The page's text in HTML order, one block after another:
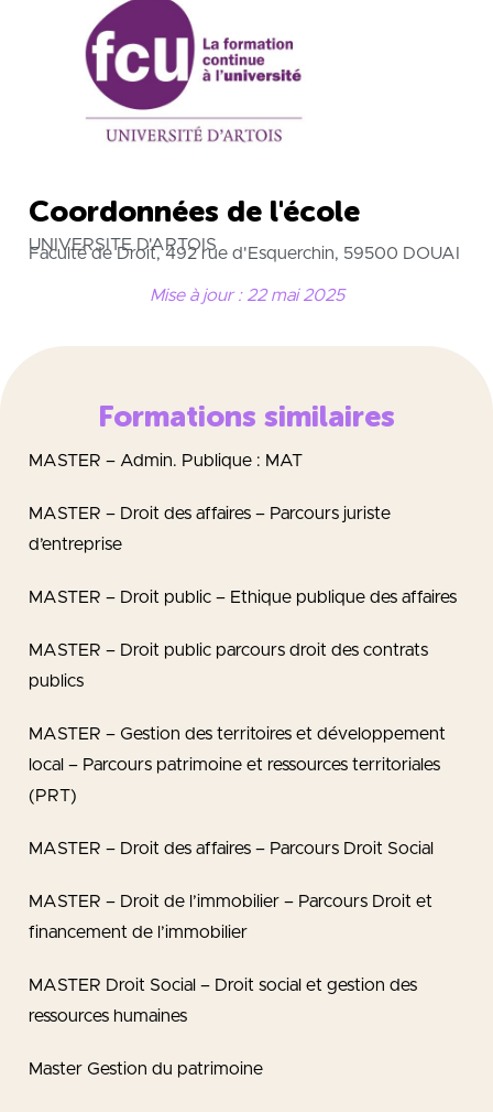
Coordonnées de l'école
UNIVERSITE D'ARTOIS
Faculté de Droit, 492 rue d'Esquerchin, 59500 DOUAI
Mise à jour : 22 mai 2025
Formations similaires
MASTER – Admin. Publique : MAT
MASTER – Droit des affaires – Parcours juriste
d’entreprise
MASTER – Droit public – Ethique publique des affaires
MASTER – Droit public parcours droit des contrats
publics
MASTER – Gestion des territoires et développement
local – Parcours patrimoine et ressources territoriales
(PRT)
MASTER – Droit des affaires – Parcours Droit Social
MASTER – Droit de l’immobilier – Parcours Droit et
financement de l’immobilier
MASTER Droit Social – Droit social et gestion des
ressources humaines
Master Gestion du patrimoine